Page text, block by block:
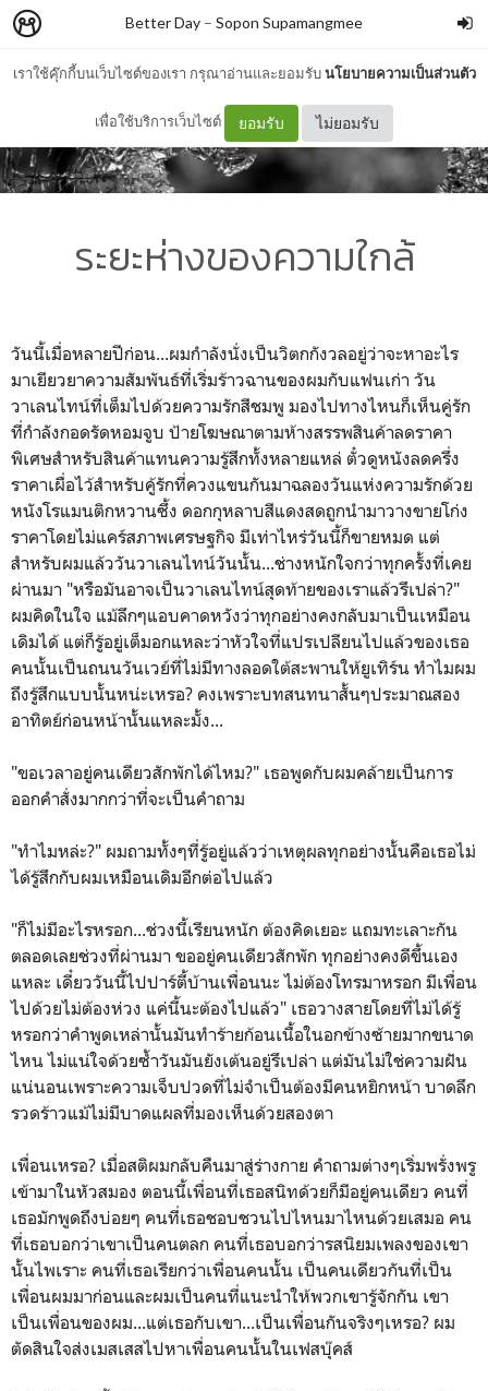
เราใช้คุ๊กกี้บนเว็บไซต์ของเรา กรุณาอ่านและยอมรับนโยบายความเป็นส่วนตัว
เพื่อใช้บริการเว็บไซต์ ยอมรับ ไม่ยอมรับ
Better Day – Sopon Supamangmee
ระยะห่างของความใกล้
วันนี้เมื่อหลายปีก่อน...ผมกำลังนั่งเป็นวิตกกังวลอยู่ว่าจะหาอะไร
มาเยียวยาความสัมพันธ์ที่เริ่มร้าวฉานของผมกับแฟนเก่า วัน
วาเลนไทน์ที่เต็มไปด้วยความรักสีชมพู มองไปทางไหนก็เห็นคู่รัก
ที่กำลังกอดรัดหอมจูบ ป้ายโฆษณาตามห้างสรรพสินค้าลดราคา
พิเศษสำหรับสินค้าแทนความรู้สึกทั้งหลายแหล่ ตั๋วดูหนังลดครึ่ง
ราคาเผื่อไว้สำหรับคู้รักที่ควงแขนกันมาฉลองวันแห่งความรักด้วย
หนังโรแมนติกหวานซึ้ง ดอกกุหลาบสีแดงสดถูกนำมาวางขายโก่ง
ราคาโดยไม่แคร์สภาพเศรษฐกิจ มีเท่าไหร่วันนี้ก็ขายหมด แต่
สำหรับผมแล้ววันวาเลนไทน์วันนั้น...ช่างหนักใจกว่าทุกครั้งที่เคย
ผ่านมา "หรือมันอาจเป็นวาเลนไทน์สุดท้ายของเราแล้วรึเปล่า?"
ผมคิดในใจ แม้ลึกๆแอบคาดหวังว่าทุกอย่างคงกลับมาเป็นเหมือน
เดิมได้ แต่ก็รู้อยู่เต็มอกแหละว่าหัวใจที่แปรเปลียนไปแล้วของเธอ
คนนั้นเป็นถนนวันเวย์ที่ไม่มีทางลอดใต้สะพานให้ยูเทิร์น ทำไมผม
ถึงรู้สึกแบบนั้นหน่ะเหรอ? คงเพราะบทสนทนาสั้นๆประมาณสอง
อาทิตย์ก่อนหน้านั้นแหละมั้ง...
"ขอเวลาอยู่คนเดียวสักพักได้ไหม?" เธอพูดกับผมคล้ายเป็นการ
ออกคำสั่งมากกว่าที่จะเป็นคำถาม
"ทำไมหล่ะ?" ผมถามทั้งๆที่รู้อยู่แล้วว่าเหตุผลทุกอย่างนั้นคือเธอไม่
ได้รู้สึกกับผมเหมือนเดิมอีกต่อไปแล้ว
"ก็ไม่มีอะไรหรอก...ช่วงนี้เรียนหนัก ต้องคิดเยอะ แถมทะเลาะกัน
ตลอดเลยช่วงที่ผ่านมา ขออยู่คนเดียวสักพัก ทุกอย่างคงดีขึ้นเอง
แหละ เดี๋ยววันนี้ไปปาร์ตี้บ้านเพื่อนนะ ไม่ต้องโทรมาหรอก มีเพื่อน
ไปด้วยไม่ต้องห่วง แค่นี้นะต้องไปแล้ว" เธอวางสายโดยที่ไม่ได้รู้
หรอกว่าคำพูดเหล่านั้นมันทำร้ายก้อนเนื้อในอกข้างซ้ายมากขนาด
ไหน ไม่แน่ใจด้วยซ้ำวันมันยังเต้นอยู่รึเปล่า แต่มันไม่ใช่ความฝัน
แน่นอนเพราะความเจ็บปวดที่ไม่จำเป็นต้องมีคนหยิกหน้า บาดลึก
รวดร้าวแม้ไม่มีบาดแผลที่มองเห็นด้วยสองตา
เพื่อนเหรอ? เมื่อสติผมกลับคืนมาสู่ร่างกาย คำถามต่างๆเริ่มพรั่งพรู
เข้ามาในหัวสมอง ตอนนี้เพื่อนที่เธอสนิทด้วยก็มีอยู่คนเดียว คนที่
เธอมักพูดถึงบ่อยๆ คนที่เธอชอบชวนไปไหนมาไหนด้วยเสมอ คน
ที่เธอบอกว่าเขาเป็นคนตลก คนที่เธอบอกว่ารสนิยมเพลงของเขา
นั้นไพเราะ คนที่เธอเรียกว่าเพื่อนคนนั้น เป็นคนเดียวกันที่เป็น
เพื่อนผมมาก่อนและผมเป็นคนที่แนะนำให้พวกเขารู้จักกัน เขา
เป็นเพื่อนของผม...แต่เธอกับเขา...เป็นเพื่อนกันจริงๆเหรอ? ผม
ตัดสินใจส่งเมสเสสไปหาเพื่อนคนนั้นในเฟสบุ๊คส์